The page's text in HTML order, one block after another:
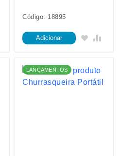
Código: 18895
Adicionar
LANÇAMENTOS